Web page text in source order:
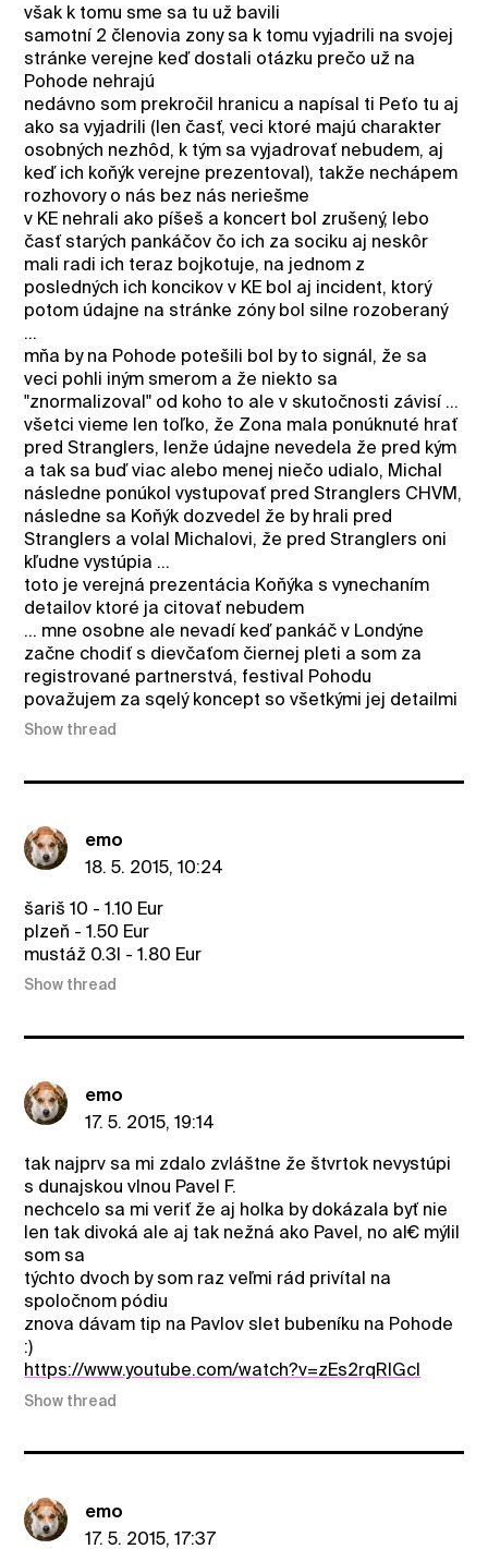
však k tomu sme sa tu už bavili
samotní 2 členovia zony sa k tomu vyjadrili na svojej
stránke verejne keď dostali otázku prečo už na
Pohode nehrajú
nedávno som prekročil hranicu a napísal ti Peťo tu aj
ako sa vyjadrili (len časť, veci ktoré majú charakter
osobných nezhôd, k tým sa vyjadrovať nebudem, aj
keď ich koňýk verejne prezentoval), takže nechápem
rozhovory o nás bez nás neriešme
v KE nehrali ako píšeš a koncert bol zrušený, lebo
časť starých pankáčov čo ich za sociku aj neskôr
mali radi ich teraz bojkotuje, na jednom z
posledných ich koncikov v KE bol aj incident, ktorý
potom údajne na stránke zóny bol silne rozoberaný
...
mňa by na Pohode potešili bol by to signál, že sa
veci pohli iným smerom a že niekto sa
"znormalizoval" od koho to ale v skutočnosti závisí ...
všetci vieme len toľko, že Zona mala ponúknuté hrať
pred Stranglers, lenže údajne nevedela že pred kým
a tak sa buď viac alebo menej niečo udialo, Michal
následne ponúkol vystupovať pred Stranglers CHVM,
následne sa Koňýk dozvedel že by hrali pred
Stranglers a volal Michalovi, že pred Stranglers oni
kľudne vystúpia ...
toto je verejná prezentácia Koňýka s vynechaním
detailov ktoré ja citovať nebudem
... mne osobne ale nevadí keď pankáč v Londýne
začne chodiť s dievčaťom čiernej pleti a som za
registrované partnerstvá, festival Pohodu
považujem za sqelý koncept so všetkými jej detailmi
Show thread
emo
18. 5. 2015, 10:24
šariš 10 - 1.10 Eur
plzeň - 1.50 Eur
mustáž 0.3l - 1.80 Eur
Show thread
emo
17. 5. 2015, 19:14
tak najprv sa mi zdalo zvláštne že štvrtok nevystúpi
s dunajskou vlnou Pavel F.
nechcelo sa mi veriť že aj holka by dokázala byť nie
len tak divoká ale aj tak nežná ako Pavel, no al€ mýlil
som sa
týchto dvoch by som raz veľmi rád privítal na
spoločnom pódiu
znova dávam tip na Pavlov slet bubeníku na Pohode
:)
https://www.youtube.com/watch?v=zEs2rqRIGcI
Show thread
emo
17. 5. 2015, 17:37